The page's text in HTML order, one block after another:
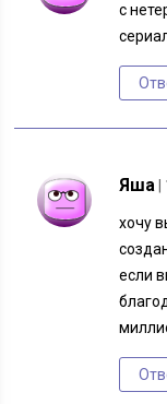
с
Яша
хочу
если